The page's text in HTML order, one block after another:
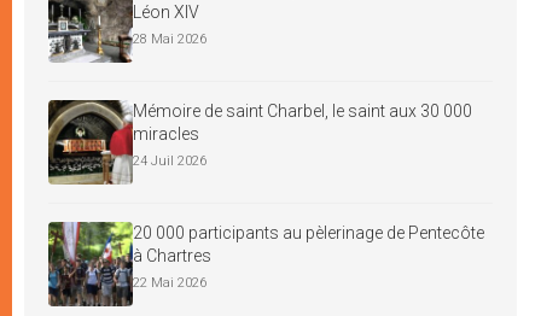
Léon XIV
28 Mai 2026
Mémoire de saint Charbel, le saint aux 30 000
miracles
24 Juil 2026
20 000 participants au pèlerinage de Pentecôte
à Chartres
22 Mai 2026